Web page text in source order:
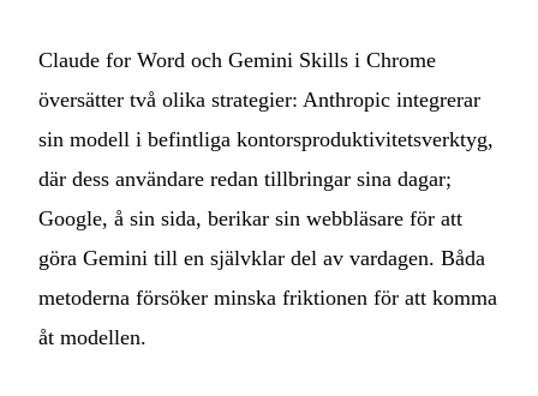
Claude for Word och Gemini Skills i Chrome
översätter två olika strategier: Anthropic integrerar
sin modell i befintliga kontorsproduktivitetsverktyg,
där dess användare redan tillbringar sina dagar;
Google, å sin sida, berikar sin webbläsare för att
göra Gemini till en självklar del av vardagen. Båda
metoderna försöker minska friktionen för att komma
åt modellen.